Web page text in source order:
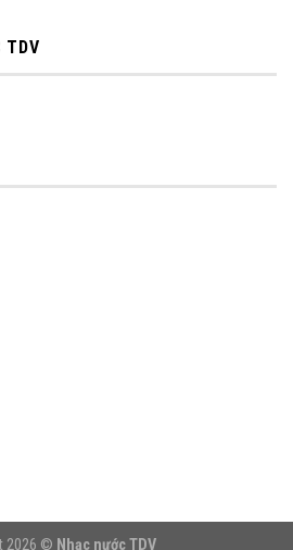
TDV
2026 © Nhạc nước TDV